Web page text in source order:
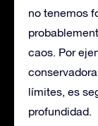
no tenemos
caos. Por
límites, es
profundidad.